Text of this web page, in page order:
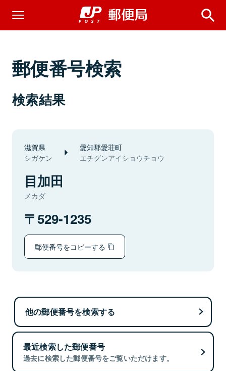
郵便番号検索
検索結果
滋賀県
シガケン
愛知郡愛荘町
エチグンアイショウチョウ
目加田
メカダ
529-1235
郵便番号をコピーする
他の郵便番号を検索する
最近検索した郵便番号
過去に検索した郵便番号をご覧いただけます。